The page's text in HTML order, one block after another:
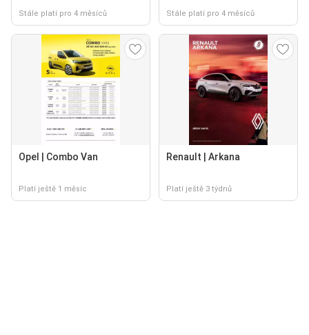
Stále platí pro 4 měsíců Stále platí pro 4 měsíců
Opel | Combo Van
Platí ještě 1 měsíc
Renault | Arkana
Platí ještě 3 týdnů